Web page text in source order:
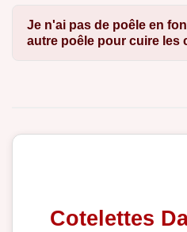
Je n'ai pas de poêle en
autre poêle pour cuire les
Cotelettes